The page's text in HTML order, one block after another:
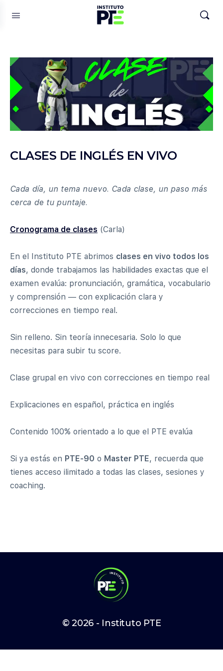
CLASES DE INGLÉS EN VIVO
Cada día, un tema nuevo. Cada clase, un paso más
cerca de tu puntaje.
Cronograma de clases (Carla)
En el Instituto PTE abrimos clases en vivo todos los
días, donde trabajamos las habilidades exactas que el
examen evalúa: pronunciación, gramática, vocabulario
y comprensión — con explicación clara y
correcciones en tiempo real.
Sin relleno. Sin teoría innecesaria. Solo lo que
necesitas para subir tu score.
Clase grupal en vivo con correcciones en tiempo real
Explicaciones en español, práctica en inglés
Contenido 100% orientado a lo que el PTE evalúa
Si ya estás en PTE-90 o Master PTE, recuerda que
tienes acceso ilimitado a todas las clases, sesiones y
coaching.
© 2026 - Instituto PTE